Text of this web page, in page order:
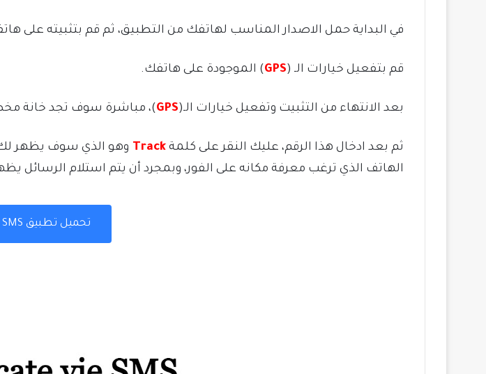
في البداية حمل الاصدار المناسب لهاتفك من التطبيق، ثم قم بتثبيته على
قم بتفعيل خيارات الـ (GPS) الموجودة على هاتفك.
بعد الانتهاء من التثبيت وتفعيل خيارات الـ(GPS)، مباشرة سوف تجد خانة
ثم بعد ادخال هذا الرقم، عليك النقر على كلمة Track وهو الذي سوف يظهر
الهاتف الذي ترغب معرفة مكانه على الفور، وبمجرد أن يتم استلام الرسائل
تحميل تطبيق Locate vie SMS